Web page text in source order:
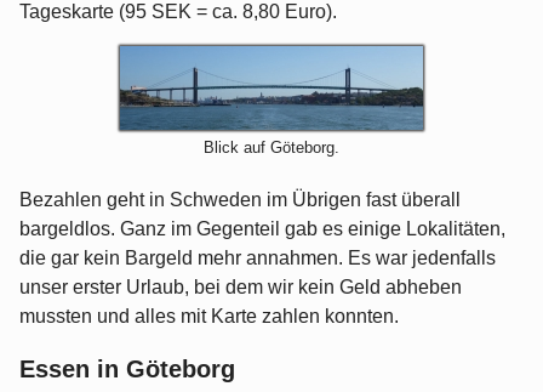
Tageskarte (95 SEK = ca. 8,80 Euro).
Blick auf Göteborg.
Bezahlen geht in Schweden im Übrigen fast überall
bargeldlos. Ganz im Gegenteil gab es einige Lokalitäten,
die gar kein Bargeld mehr annahmen. Es war jedenfalls
unser erster Urlaub, bei dem wir kein Geld abheben
mussten und alles mit Karte zahlen konnten.
Essen in Göteborg